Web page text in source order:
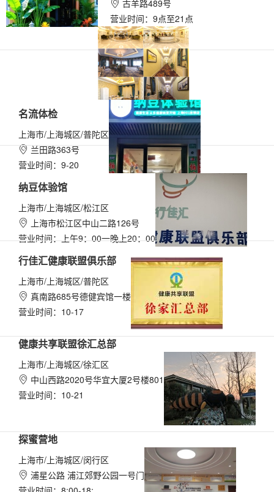
 古羊路489号
营业时间：9点至21点
名流体检
上海市/上海城区/普陀区
兰田路363号
营业时间：9-20
纳豆体验馆
上海市/上海城区/松江区

上海市松江区中山二路126号
营业时间：上午9：00一晚上20：00
行佳汇健康联盟俱乐部
上海市/上海城区/普陀区
 真南路685号德健宾馆一楼
营业时间：10-17
健康共享联盟徐汇总部
上海市/上海城区/徐汇区
 中山西路2020号华宜大厦2号楼801
营业时间：10-21
探蜜营地
上海市/上海城区/闵行区
 浦星公路 浦江郊野公园一号门